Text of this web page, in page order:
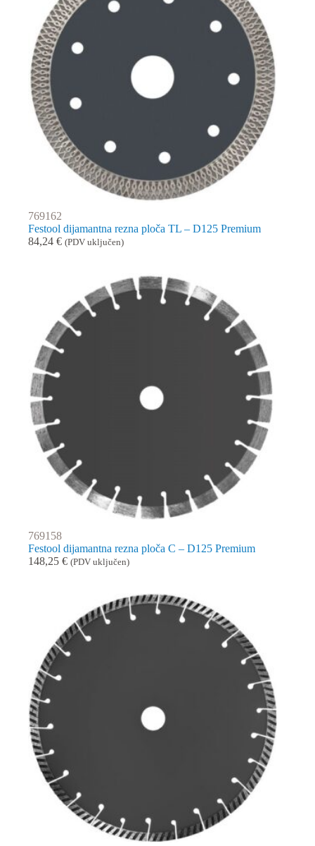
769162
Festool dijamantna rezna ploča TL – D125 Premium
84,24 € (PDV uključen)
769158
Festool dijamantna rezna ploča C – D125 Premium
148,25 € (PDV uključen)